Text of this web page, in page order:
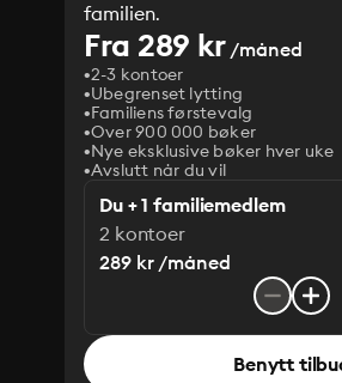
familien.
Fra 289 kr/måned
2-3 kontoer
Ubegrenset lytting
Familiens førstevalg
Over 900 000 bøker
Nye eksklusive bøker hver uke
Avslutt når du vil
Du + 1 familiemedlem
2 kontoer
289 kr /måned
Benytt